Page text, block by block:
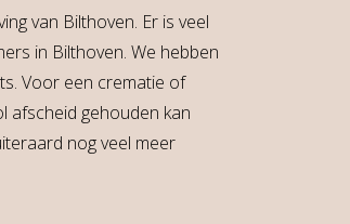
van Bilthoven. Er is veel
in Bilthoven. We hebben
Voor een crematie of
afscheid gehouden kan
nog veel meer